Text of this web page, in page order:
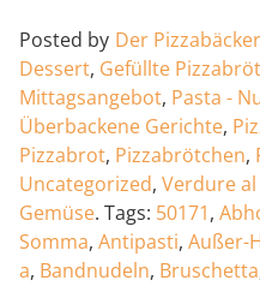
Posted by Der Pizzabäcker
Dessert, Gefüllte
Mittagsangebot, Pasta -
Überbackene Gerichte,
Pizzabrot, Pizzabrötchen,
Uncategorized, Verdure
Gemüse. Tags: 50171,
Somma, Antipasti, Außer-
a, Bandnudeln, Bruschetta